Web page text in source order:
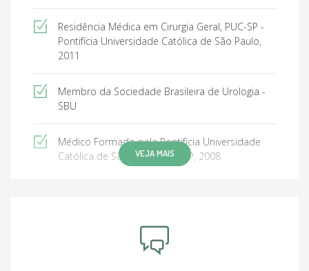
Residência Médica em Cirurgia Geral, PUC-SP -
Pontifícia Universidade Católica de São Paulo,
2011
Membro da Sociedade Brasileira de Urologia -
SBU
Médico Formado pela Pontifícia Universidade
Católica de São Paulo, PUC-SP, 2008
VEJA MAIS